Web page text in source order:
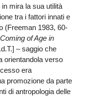
mira la sua utilità
tra i fattori innati e
(Freeman 1983, 60-
Coming of Age in
– saggio che
orientandola verso
era
promozione da parte
di antropologia delle